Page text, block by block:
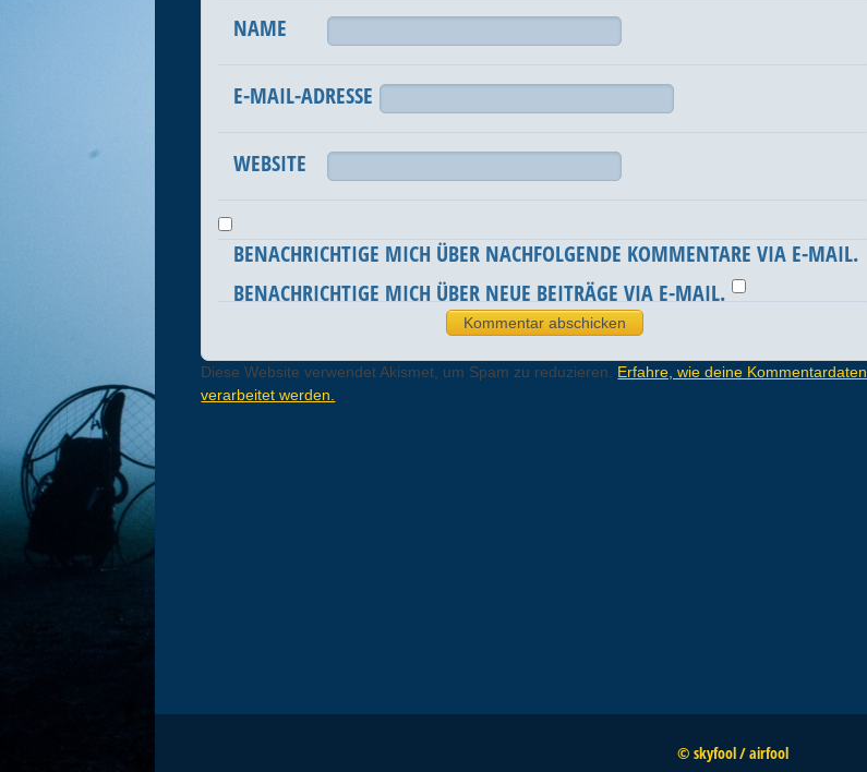
NAME
E-MAIL-ADRESSE
WEBSITE
BENACHRICHTIGE MICH ÜBER NACHFOLGENDE KOMMENTARE VIA E-MAIL.
BENACHRICHTIGE MICH ÜBER NEUE BEITRÄGE VIA E-MAIL.
Diese Website verwendet Akismet, um Spam zu reduzieren. Erfahre, wie deine Kommentardaten
verarbeitet werden.
© skyfool / airfool